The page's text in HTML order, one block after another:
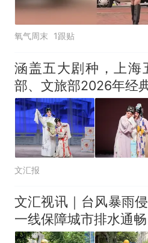
氧气周末 1跟贴
涵盖五大剧种，上海
部、文旅部2026年经
文汇报
文汇视讯｜台风暴雨
一线保障城市排水通畅